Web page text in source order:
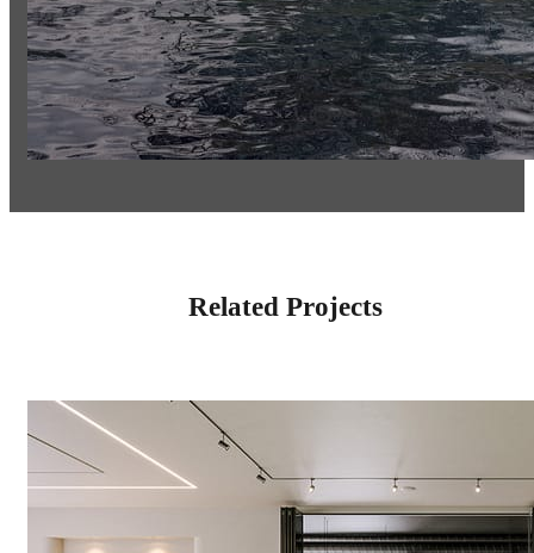
Related Projects